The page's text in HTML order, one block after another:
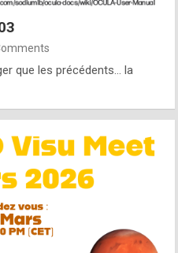
que les précédents… la